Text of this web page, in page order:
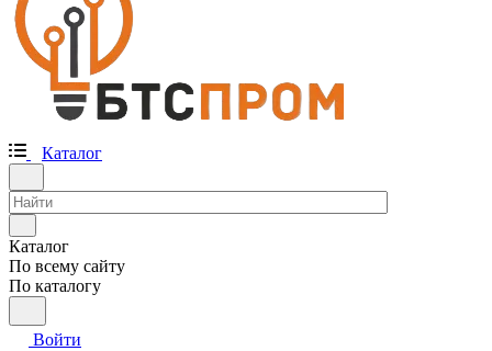
Каталог
Каталог
По всему сайту
По каталогу
Войти